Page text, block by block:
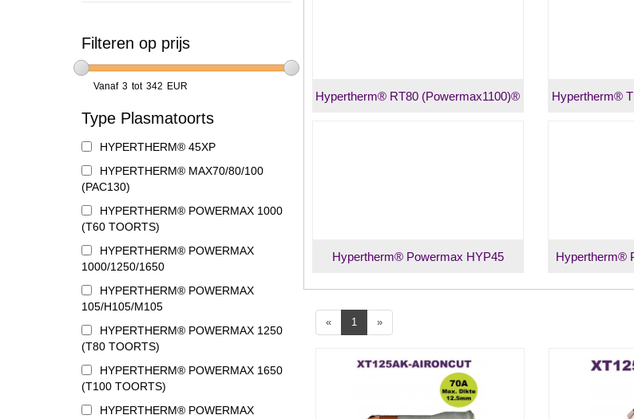
Filteren op prijs
Vanaf 3 tot 342 EUR
Type Plasmatoorts
HYPERTHERM® 45XP
HYPERTHERM® MAX70/80/100
(PAC130)
HYPERTHERM® POWERMAX 1000
(T60 TOORTS)
HYPERTHERM® POWERMAX
1000/1250/1650
HYPERTHERM® POWERMAX
105/H105/M105
HYPERTHERM® POWERMAX 1250
(T80 TOORTS)
HYPERTHERM® POWERMAX 1650
(T100 TOORTS)
HYPERTHERM® POWERMAX
Hypertherm® RT80 (Powermax1100)® Hypertherm®
Hypertherm® Powermax HYP45 Hypertherm®
« 1 »